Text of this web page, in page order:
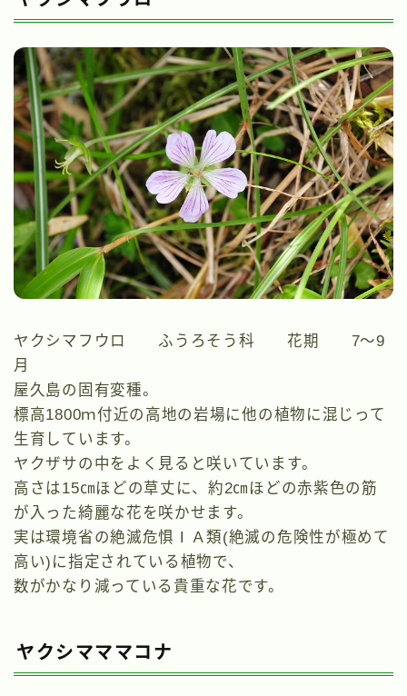
ヤクシマフウロ ふうろそう科 花期 7～9
月
屋久島の固有変種。
標高1800ｍ付近の高地の岩場に他の植物に混じって
生育しています。
ヤクザサの中をよく見ると咲いています。
高さは15㎝ほどの草丈に、約2㎝ほどの赤紫色の筋
が入った綺麗な花を咲かせます。
実は環境省の絶滅危惧ⅠＡ類(絶滅の危険性が極めて
高い)に指定されている植物で、
数がかなり減っている貴重な花です。
ヤクシマママコナ